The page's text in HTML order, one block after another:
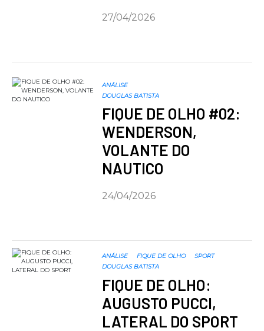
27/04/2026
ANÁLISE
DOUGLAS BATISTA
FIQUE DE OLHO #02:
WENDERSON,
VOLANTE DO
NAUTICO
24/04/2026
ANÁLISE FIQUE DE OLHO
SPORT
DOUGLAS BATISTA
FIQUE DE OLHO:
AUGUSTO PUCCI,
LATERAL DO SPORT